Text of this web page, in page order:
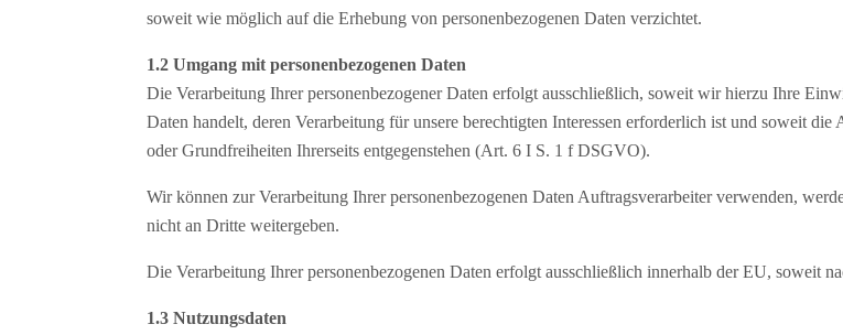
soweit wie möglich auf die Erhebung von personenbezogenen Daten verzichtet.
1.2 Umgang mit personenbezogenen Daten
Die Verarbeitung Ihrer personenbezogener Daten erfolgt ausschließlich, soweit wir hierzu Ihre
Daten handelt, deren Verarbeitung für unsere berechtigten Interessen erforderlich ist und soweit
oder Grundfreiheiten Ihrerseits entgegenstehen (Art. 6 I S. 1 f DSGVO).
Wir können zur Verarbeitung Ihrer personenbezogenen Daten Auftragsverarbeiter verwenden,
nicht an Dritte weitergeben.
Die Verarbeitung Ihrer personenbezogenen Daten erfolgt ausschließlich innerhalb der EU, soweit
1.3 Nutzungsdaten